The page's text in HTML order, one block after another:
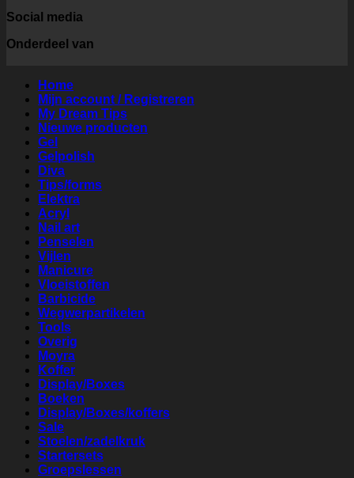
Social media
Onderdeel van
Home
Mijn account / Registreren
My Dream Tips
Nieuwe producten
Gel
Gelpolish
Diva
Tips/forms
Elektra
Acryl
Nail art
Penselen
Vijlen
Manicure
Vloeistoffen
Barbicide
Wegwerpartikelen
Tools
Overig
Moyra
Koffer
Display/Boxes
Boeken
Display/Boxes/koffers
Sale
Stoelen/zadelkruk
Startersets
Groepslessen